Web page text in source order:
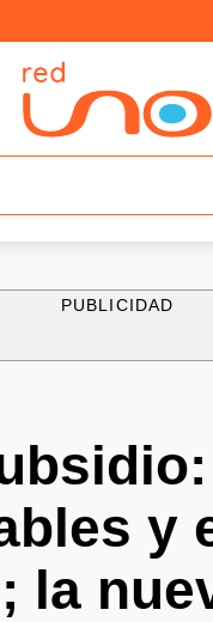
PUBLICIDAD
y
la